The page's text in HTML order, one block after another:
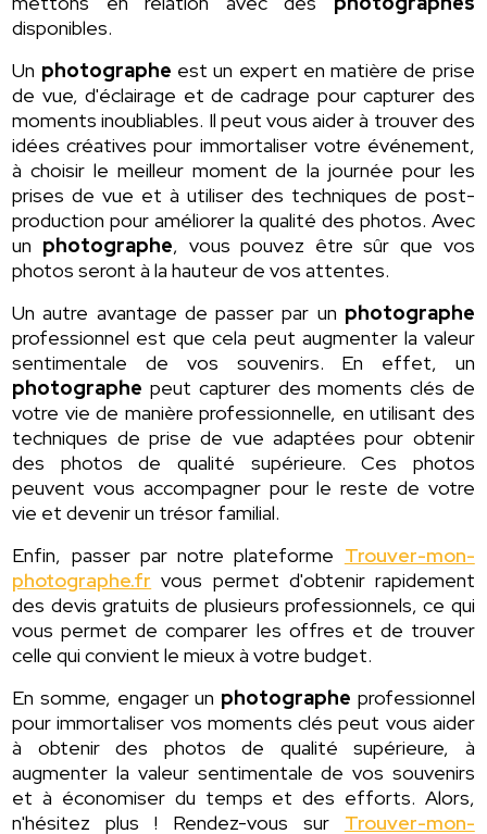
disponibles.
Un photographe est un expert en matière de prise
de vue, d'éclairage et de cadrage pour capturer des
moments inoubliables. Il peut vous aider à trouver des
idées créatives pour immortaliser votre événement,
à choisir le meilleur moment de la journée pour les
prises de vue et à utiliser des techniques de post-
production pour améliorer la qualité des photos. Avec
un photographe, vous pouvez être sûr que vos
photos seront à la hauteur de vos attentes.
Un autre avantage de passer par un photographe
professionnel est que cela peut augmenter la valeur
sentimentale de vos souvenirs. En effet, un
photographe peut capturer des moments clés de
votre vie de manière professionnelle, en utilisant des
techniques de prise de vue adaptées pour obtenir
des photos de qualité supérieure. Ces photos
peuvent vous accompagner pour le reste de votre
vie et devenir un trésor familial.
Enfin, passer par notre plateforme Trouver-mon-
photographe.fr vous permet d'obtenir rapidement
des devis gratuits de plusieurs professionnels, ce qui
vous permet de comparer les offres et de trouver
celle qui convient le mieux à votre budget.
En somme, engager un photographe professionnel
pour immortaliser vos moments clés peut vous aider
à obtenir des photos de qualité supérieure, à
augmenter la valeur sentimentale de vos souvenirs
et à économiser du temps et des efforts. Alors,
n'hésitez plus ! Rendez-vous sur Trouver-mon-